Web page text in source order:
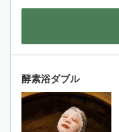
酵素浴ダブル